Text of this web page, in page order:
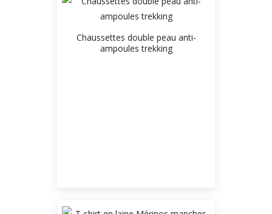
Chaussettes double peau anti-
ampoules trekking